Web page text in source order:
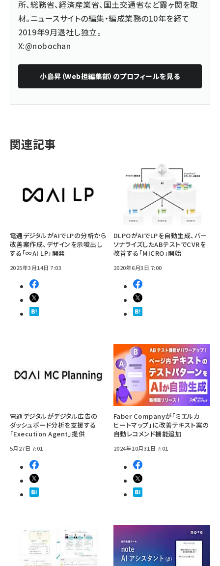
所、総務省、経済産業省、国土交通省など霞ヶ関を取
材。ニュースサイトの編集・編成業務の10年を経て
2019年9月退社し独立。
X:@nobochan
小島昇（Web担編集部） のプロフィールを見る
関連記事
電通デジタルがAIでLPの分析から
改善案作成、デザインを示唆出し
する「∞AI LP」開発
2025年3月14日 7:03
DLPOがAIでLPを自動生成、パー
ソナライズしたABテストでCVRを
改善する「MICRO」開始
2020年6月3日 7:00
電通デジタルがデジタル広告の
ダッシュボード分析を支援する
「Execution Agent」提供
5月27日 7:01
Faber Companyが「ミエルカ
ヒートマップ」に改善テキスト案の
自動レコメンド機能追加
2024年10月31日 7:01